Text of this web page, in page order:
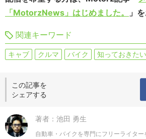
「MotorzNews」はじめました。
」
関連キーワード
キャブ クルマ バイク 知っておきたい
この記事を
シェアする
著者：池田 勇生
自動車・バイクを専門にフリーライタ